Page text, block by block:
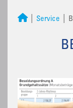
Service